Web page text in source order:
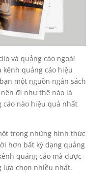
và quảng cáo ngoài
quảng cáo hiệu
một nguồn ngân sách
đi như thế nào là
nào hiệu quả nhất
trong những hình thức
hơn bất kỳ dạng quảng
quảng cáo mà được
lựa chọn nhiều nhất.